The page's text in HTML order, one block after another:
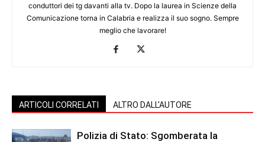
conduttori dei tg davanti alla tv. Dopo la laurea in Scienze della
Comunicazione torna in Calabria e realizza il suo sogno. Sempre
meglio che lavorare!
ARTICOLI CORRELATI ALTRO DALL'AUTORE
Polizia di Stato: Sgomberata la